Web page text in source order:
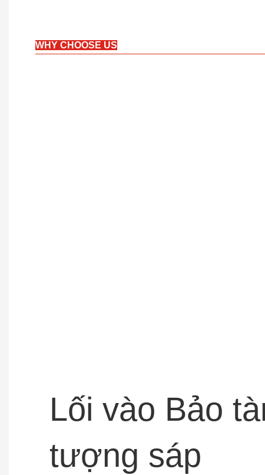
WHY CHOOSE US
Lối vào Bảo
tượng sáp